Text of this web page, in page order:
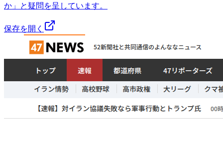
か」と疑問を呈しています。
保存を開く